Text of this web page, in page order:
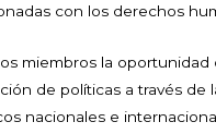
con los derechos
miembros la oportunidad
de políticas a través de
nacionales e